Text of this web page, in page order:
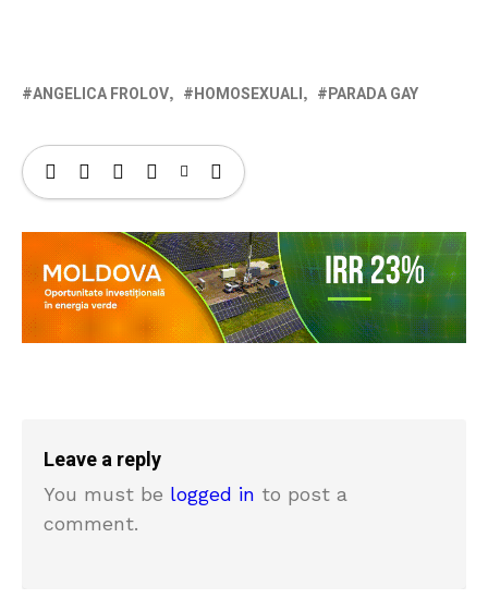
ANGELICA FROLOV HOMOSEXUALI PARADA GAY
Leave a reply
You must be logged in to post a
comment.